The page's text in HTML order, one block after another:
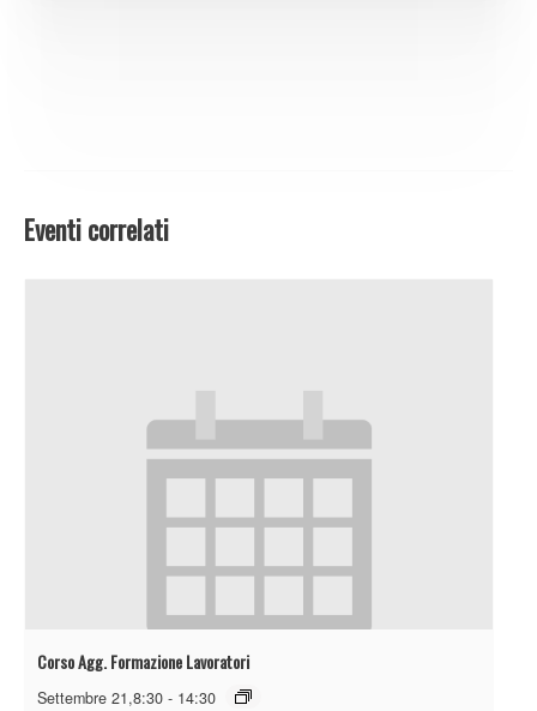
Eventi correlati
Corso Agg. Formazione Lavoratori
Settembre 21,8:30 - 14:30